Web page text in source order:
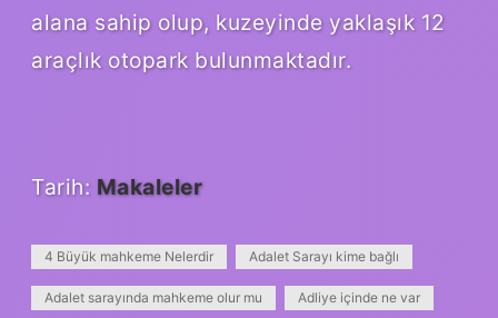
alana sahip olup, kuzeyinde yaklaşık 12
araçlık otopark bulunmaktadır.
Tarih: Makaleler
4 Büyük mahkeme Nelerdir Adalet Sarayı kime bağlı
Adalet sarayında mahkeme olur mu Adliye içinde ne var